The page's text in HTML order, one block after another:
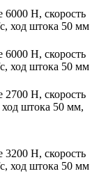
Н, скорость
ход штока 50 мм
Н, скорость
ход штока 50 мм
Н, скорость
штока 50 мм,
Н, скорость
ход штока 50 мм